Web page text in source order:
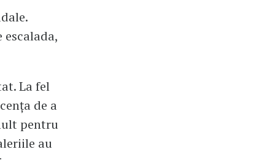
escalada,
La fel
de a
pentru
au